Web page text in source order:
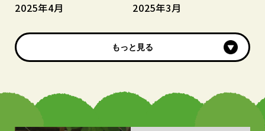
2025年4月
2025年3月
もっと見る
もっと見る